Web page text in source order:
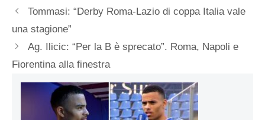
Tommasi: “Derby Roma-Lazio di coppa Italia vale
una stagione”
Ag. Ilicic: “Per la B è sprecato”. Roma, Napoli e
Fiorentina alla finestra